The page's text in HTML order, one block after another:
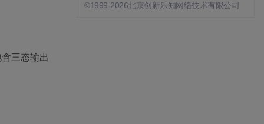
三态输出
©1999-2026北京创新乐知网络技术有限公司